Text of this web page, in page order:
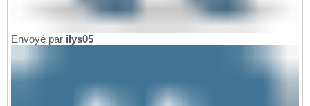
Envoyé par ilys05